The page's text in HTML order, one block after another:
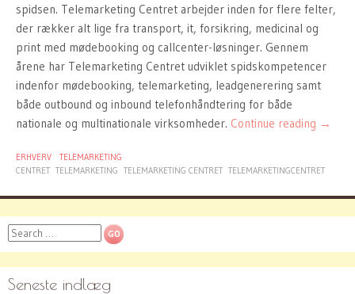
spidsen. Telemarketing Centret arbejder inden for flere felter,
der rækker alt lige fra transport, it, forsikring, medicinal og
print med mødebooking og callcenter-løsninger. Gennem
årene har Telemarketing Centret udviklet spidskompetencer
indenfor mødebooking, telemarketing, leadgenerering samt
både outbound og inbound telefonhåndtering for både
nationale og multinationale virksomheder. Continue reading →
ERHVERV
TELEMARKETING
CENTRET TELEMARKETING TELEMARKETING CENTRET TELEMARKETINGCENTRET
Search
Seneste indlæg